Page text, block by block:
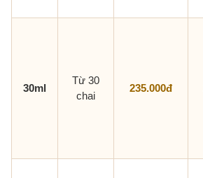
30ml
Từ 30
chai
235.000đ